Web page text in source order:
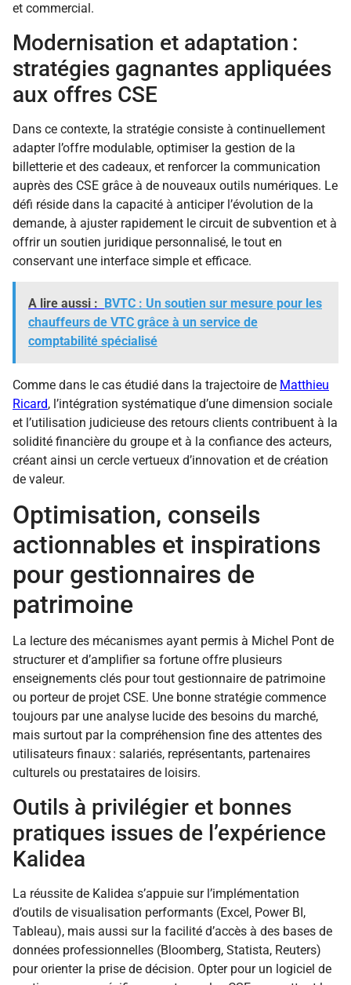
et commercial.
Modernisation et adaptation :
stratégies gagnantes appliquées
aux offres CSE
Dans ce contexte, la stratégie consiste à continuellement
adapter l’offre modulable, optimiser la gestion de la
billetterie et des cadeaux, et renforcer la communication
auprès des CSE grâce à de nouveaux outils numériques. Le
défi réside dans la capacité à anticiper l’évolution de la
demande, à ajuster rapidement le circuit de subvention et à
offrir un soutien juridique personnalisé, le tout en
conservant une interface simple et efficace.
A lire aussi : BVTC : Un soutien sur mesure pour les
chauffeurs de VTC grâce à un service de
comptabilité spécialisé
Comme dans le cas étudié dans la trajectoire de Matthieu
Ricard, l’intégration systématique d’une dimension sociale
et l’utilisation judicieuse des retours clients contribuent à la
solidité financière du groupe et à la confiance des acteurs,
créant ainsi un cercle vertueux d’innovation et de création
de valeur.
Optimisation, conseils
actionnables et inspirations
pour gestionnaires de
patrimoine
La lecture des mécanismes ayant permis à Michel Pont de
structurer et d’amplifier sa fortune offre plusieurs
enseignements clés pour tout gestionnaire de patrimoine
ou porteur de projet CSE. Une bonne stratégie commence
toujours par une analyse lucide des besoins du marché,
mais surtout par la compréhension fine des attentes des
utilisateurs finaux : salariés, représentants, partenaires
culturels ou prestataires de loisirs.
Outils à privilégier et bonnes
pratiques issues de l’expérience
Kalidea
La réussite de Kalidea s’appuie sur l’implémentation
d’outils de visualisation performants (Excel, Power BI,
Tableau), mais aussi sur la facilité d’accès à des bases de
données professionnelles (Bloomberg, Statista, Reuters)
pour orienter la prise de décision. Opter pour un logiciel de